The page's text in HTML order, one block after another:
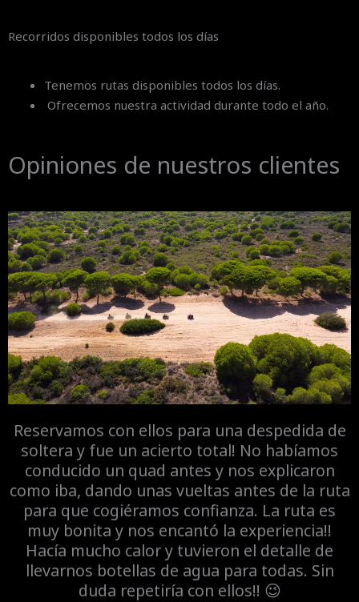
Recorridos disponibles todos los días
Tenemos rutas disponibles todos los días.
Ofrecemos nuestra actividad durante todo el año.
Opiniones de nuestros clientes
Reservamos con ellos para una despedida de
soltera y fue un acierto total! No habíamos
conducido un quad antes y nos explicaron
como iba, dando unas vueltas antes de la ruta
para que cogiéramos confianza. La ruta es
muy bonita y nos encantó la experiencia!!
Hacía mucho calor y tuvieron el detalle de
llevarnos botellas de agua para todas. Sin
duda repetiría con ellos!! 😉